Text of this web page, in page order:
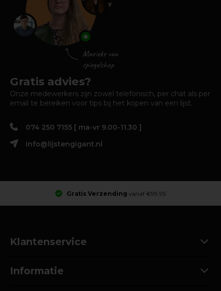
Gratis advies?
Onze medewerkers zijn zowel telefonisch, per chat als per
email te bereiken voor tips bij het kopen van een lijst.
074 250 7155 [ ma-vr 9.00-11.30 ]
info@lijstengigant.nl
Gratis Verzending vanaf €99,95
Klantenservice
Informatie